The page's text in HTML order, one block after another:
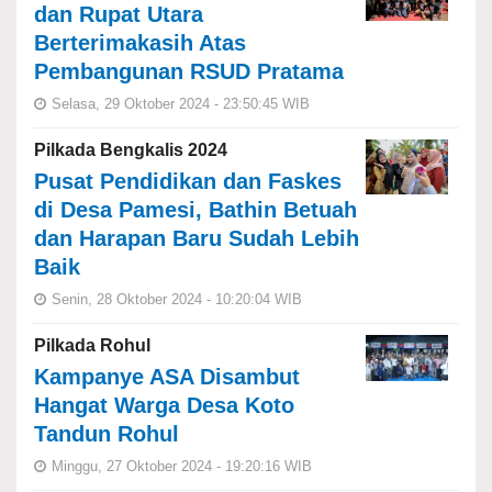
dan Rupat Utara
Berterimakasih Atas
Pembangunan RSUD Pratama
Selasa, 29 Oktober 2024 - 23:50:45 WIB
Pilkada Bengkalis 2024
Pusat Pendidikan dan Faskes
di Desa Pamesi, Bathin Betuah
dan Harapan Baru Sudah Lebih
Baik
Senin, 28 Oktober 2024 - 10:20:04 WIB
Pilkada Rohul
Kampanye ASA Disambut
Hangat Warga Desa Koto
Tandun Rohul
Minggu, 27 Oktober 2024 - 19:20:16 WIB